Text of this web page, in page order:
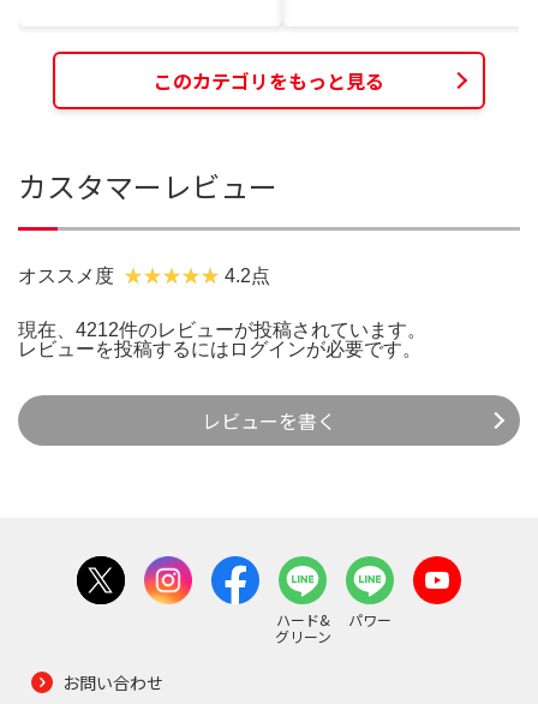
このカテゴリをもっと見る
カスタマーレビュー
オススメ度 4.2点
現在、4212件のレビューが投稿されています。
レビューを投稿するには ログインが必要です。
レビューを書く
ハード&
グリーン
パワー
お問い合わせ